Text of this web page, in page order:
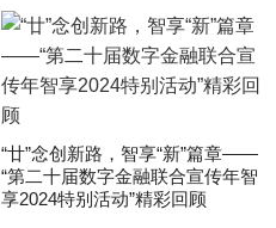
“廿”念创新路，智享“新”篇章——
“第二十届数字金融联合宣传年智
享2024特别活动”精彩回顾